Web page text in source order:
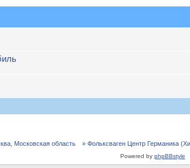
Московская область » Фольксваген Центр Германика
Powered by phpBBstyle